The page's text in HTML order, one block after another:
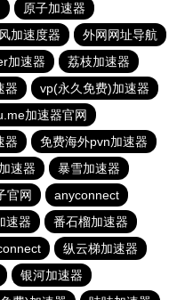
原子加速器
加速度器
外网网址导航
加速器
荔枝加速器
器
vp(永久免费)加速器
加速器官网
器
免费海外pvn加速器
速器
暴雪加速器
官网
anyconnect
速器
番石榴加速器
纵云梯加速器
银河加速器